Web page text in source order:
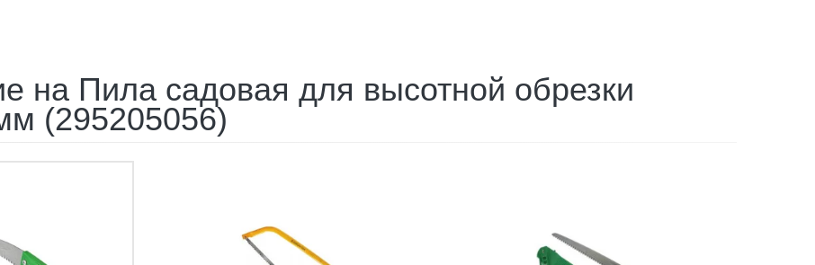
на Пила садовая для высотной обрезки
(295205056)